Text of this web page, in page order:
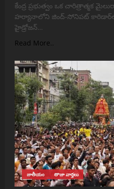
కేంద్ర ప్రభుత్వం ఒక చారిత్రాత్మక
హర్యానాలోని జింద్-సోనిపట్
హైడ్రోజన్…
Read More..
జాతీయం తాజా వార్తలు